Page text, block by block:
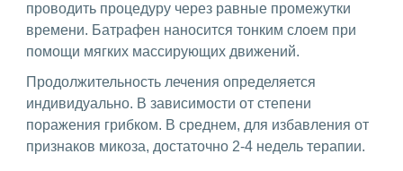
проводить процедуру через равные промежутки
времени. Батрафен наносится тонким слоем при
помощи мягких массирующих движений.
Продолжительность лечения определяется
индивидуально. В зависимости от степени
поражения грибком. В среднем, для избавления от
признаков микоза, достаточно 2-4 недель терапии.